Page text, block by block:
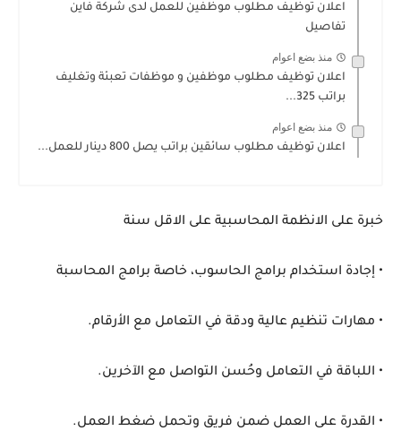
اعلان توظيف مطلوب موظفين للعمل لدى شركة فاين
تفاصيل
منذ بضع اعوام
اعلان توظيف مطلوب موظفين و موظفات تعبئة وتغليف
براتب 325...
منذ بضع اعوام
اعلان توظيف مطلوب سائقين براتب يصل 800 دينار للعمل...
خبرة على الانظمة المحاسبية على الاقل سنة
• إجادة استخدام برامج الحاسوب، خاصة برامج المحاسبة
• مهارات تنظيم عالية ودقة في التعامل مع الأرقام.
• اللباقة في التعامل وحُسن التواصل مع الآخرين.
• القدرة على العمل ضمن فريق وتحمل ضغط العمل.